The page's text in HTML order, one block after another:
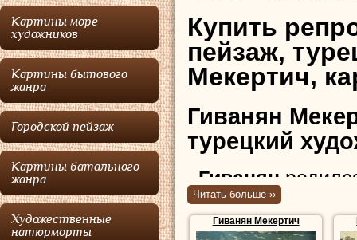
Картины море
художников
Картины бытового
жанра
Городской пейзаж
Картины батального
жанра
Художественные
натюрморты
Купить
пейзаж,
Мекертич,
Гиванян
турецкий
Гиванян
полной всяких
сложной, так и
Читать больше ››
Гиванян Мекертич